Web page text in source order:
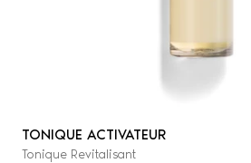
TONIQUE ACTIVATEUR
Tonique Revitalisant